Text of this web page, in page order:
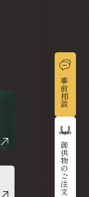
事前相談
御供物のご注文